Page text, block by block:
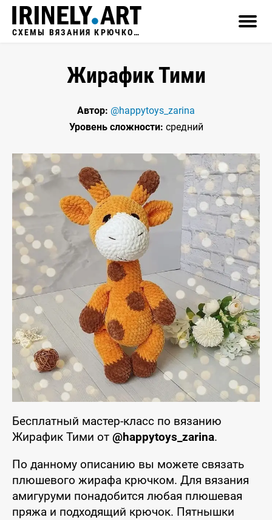
СХЕМЫ ВЯЗАНИЯ КРЮЧКОМ
Жирафик Тими
Автор: @happytoys_zarina
Уровень сложности: средний
Бесплатный мастер-класс по вязанию
Жирафик Тими от @happytoys_zarina.
По данному описанию вы можете связать
плюшевого жирафа крючком. Для вязания
амигуруми понадобится любая плюшевая
пряжа и подходящий крючок. Пятнышки